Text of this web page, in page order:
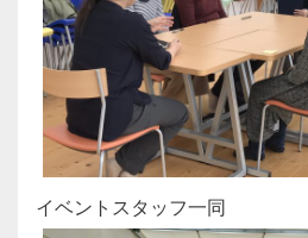
イベントスタッフ一同